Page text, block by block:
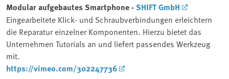
Modular aufgebautes Smartphone -SHIFT GmbH
Eingearbeitete Klick- und Schraubverbindungen erleichtern
die Reparatur einzelner Komponenten. Hierzu bietet das
Unternehmen Tutorials an und liefert passendes Werkzeug
mit.
https://vimeo.com/302247736